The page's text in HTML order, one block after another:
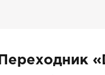
Переходник